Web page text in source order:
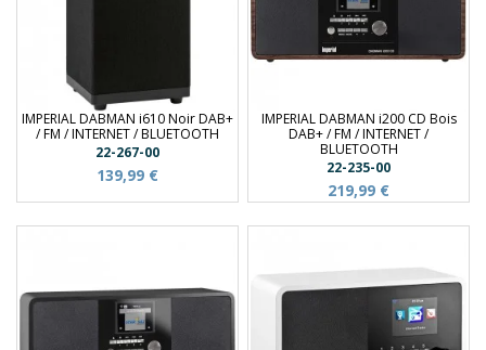
IMPERIAL DABMAN i610 Noir DAB+
/ FM / INTERNET / BLUETOOTH
22-267-00
139,99 €
IMPERIAL DABMAN i200 CD Bois
DAB+ / FM / INTERNET /
BLUETOOTH
22-235-00
219,99 €